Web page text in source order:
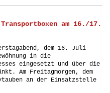
am 16./17.
dem 16. Juli
in die
eingesetzt und über die
Am Freitagmorgen, dem
an der Einsatzstelle